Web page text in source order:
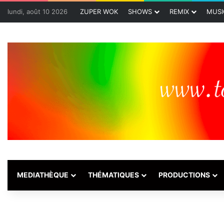
lundi, août 10 2026 ZUPER WOK SHOWS REMIX
MEDIATHÈQUE THÉMATIQUES PRODUCTIONS